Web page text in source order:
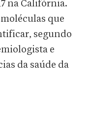
na Califórnia.
que
segundo
e
da saúde da